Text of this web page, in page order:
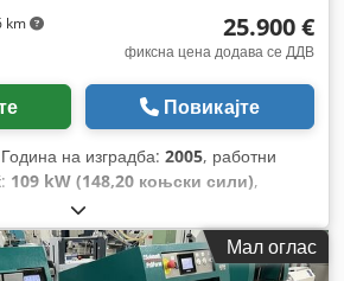
km 25.900 €
фиксна цена додава се ДДВ
Повикајте
на изградба: 2005, работни
109 kW (148,20 коњски сили),
клима уред, погон на сите тркала
Мал оглас